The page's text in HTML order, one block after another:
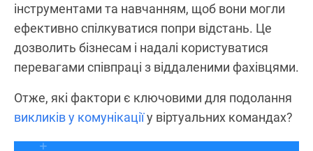
інструментами та навчанням, щоб вони могли
ефективно спілкуватися попри відстань. Це
дозволить бізнесам і надалі користуватися
перевагами співпраці з віддаленими фахівцями.
Отже, які фактори є ключовими для подолання
викликів у комунікаціїу віртуальних командах?